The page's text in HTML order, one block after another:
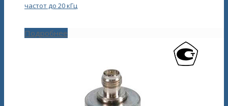
частот до 20 кГц
Подробнее